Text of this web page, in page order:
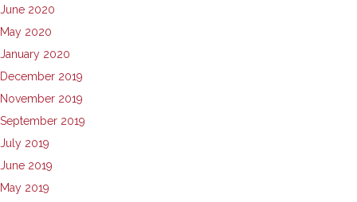
June 2020
May 2020
January 2020
December 2019
November 2019
September 2019
July 2019
June 2019
May 2019